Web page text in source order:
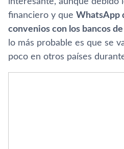
financiero y que WhatsApp
convenios con los bancos
lo más probable es que se
poco en otros países